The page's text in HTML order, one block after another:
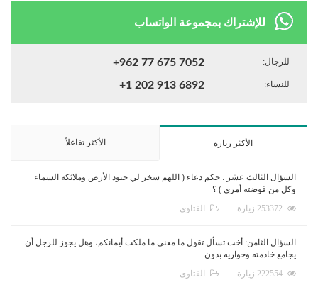
للإشتراك بمجموعة الواتساب
للرجال: +962 77 675 7052
للنساء: +1 202 913 6892
الأكثر زيارة الأكثر تفاعلاً
السؤال الثالث عشر : حكم دعاء ( اللهم سخر لي جنود الأرض وملائكة السماء
وكل من فوضته أمري ) ؟
الفتاوى
السؤال الثامن: أخت تسأل تقول ما معنى ما ملكت أيمانكم، وهل يجوز للرجل أن
يجامع خادمته وجواريه بدون...
الفتاوى